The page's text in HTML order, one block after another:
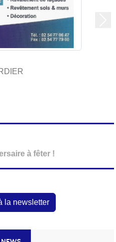
à fêter !
la newsletter